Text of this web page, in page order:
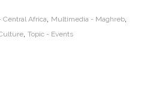
Africa Multimedia - Maghreb
Topic - Events